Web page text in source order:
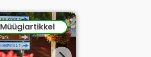
Müügiartikkel